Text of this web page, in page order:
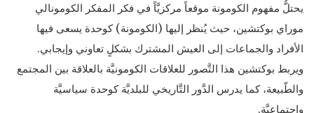
يحتلُّ مفهوم الكومونة موقعاً مركزيَّاً في فكر المفكر الكومونالي
موراي بوكتشين، حيث يُنظر إليها (الكومونة) كوحدة يسعى فيها
الأفراد والجماعات إلى العيش المشترك بشكلٍ تعاوني وإيجابي.
ويربط بوكتشين هذا التَّصور للعلاقات الكومونيَّة بالعلاقة بين المجتمع
والطّبيعة، كما يدرس الدَّور التَّاريخي للبلديَّة كوحدة سياسيَّة
واجتماعيَّة.